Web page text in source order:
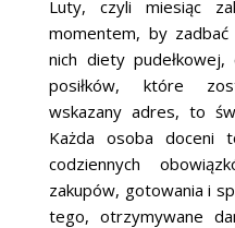
Luty, czyli miesiąc
momentem, by zadbać
nich diety
posiłków, które
wskazany adres, to
Każda osoba
codziennych
zakupów, gotowania i
tego, otrzymywane